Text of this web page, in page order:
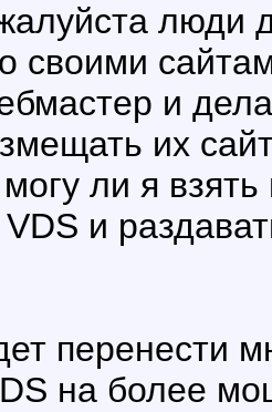
люди
своими
и
их
ли я
и
перенести
на более